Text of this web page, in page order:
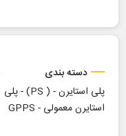
دسته بندی
پلی استایرن - ( PS)
-پلی
استایرن معمولی - GPPS